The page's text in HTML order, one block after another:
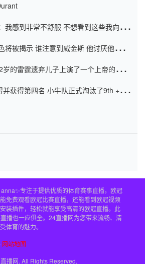
我感到非常不舒服 不想看到这些我向他
将被揭示 谁注意到威金斯 他讨厌他的老
的雷霆遗弃儿子上演了一个上帝的剧
并获得第四名 小牛队正式淘汰了9th + 76
专注于提供优质的体育赛事直播，欧冠
免费观看欧冠比赛直播，还能看到欧冠视频
装插件，轻松就能享受高清的欧冠直播。此
播也一应俱全。24直播网为您带来流畅、清
体育的魅力。
网站地图
播网. All Rights Reserved.